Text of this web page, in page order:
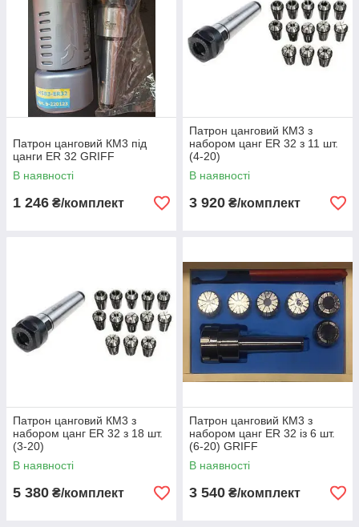
Патрон цанговий КМ3 під
цанги ЕR 32 GRIFF
В наявності
1 246 ₴/комплект
Патрон цанговий КМ3 з
набором цанг ЕR 32 з 11 шт.
(4-20)
В наявності
3 920 ₴/комплект
Патрон цанговий КМ3 з
набором цанг ЕR 32 з 18 шт.
(3-20)
В наявності
5 380 ₴/комплект
Патрон цанговий КМ3 з
набором цанг ЕR 32 із 6 шт.
(6-20) GRIFF
В наявності
3 540 ₴/комплект